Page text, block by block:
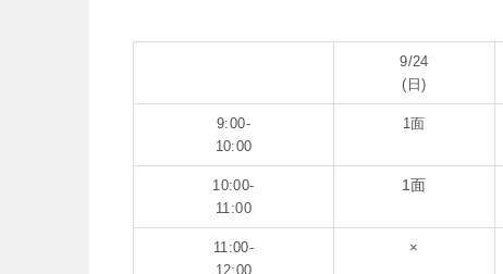
9/24
(日)
9:00-
10:00
1面
10:00-
11:00
1面
11:00-
12:00
×